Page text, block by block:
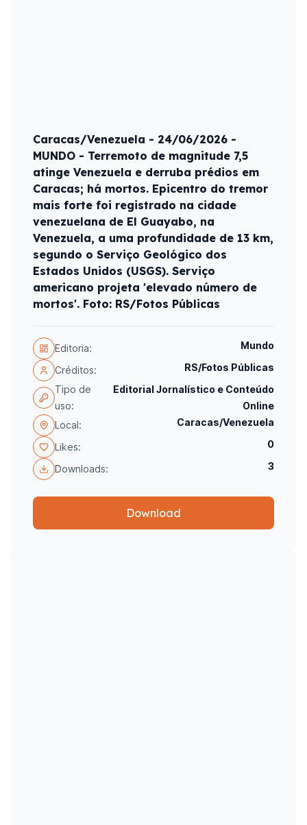
Caracas/Venezuela - 24/06/2026 -
MUNDO - Terremoto de magnitude 7,5
atinge Venezuela e derruba prédios em
Caracas; há mortos. Epicentro do tremor
mais forte foi registrado na cidade
venezuelana de El Guayabo, na
Venezuela, a uma profundidade de 13 km,
segundo o Serviço Geológico dos
Estados Unidos (USGS). Serviço
americano projeta 'elevado número de
mortos'. Foto: RS/Fotos Públicas
Editoria: Mundo
Créditos:
RS/Fotos Públicas
Tipo de
uso:
Editorial Jornalístico e Conteúdo
Online
Local:
Caracas/Venezuela
Likes: 0
Downloads: 3
Download